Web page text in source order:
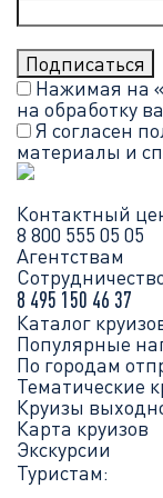
Нажимая на
на обработку
Я согласен
материалы и
Контактный
8 800 555 05 05
Агентствам
8 495 150 46 37
Каталог
Популярные
По городам
Тематические
Круизы
Карта круизов
Экскурсии
Туристам: